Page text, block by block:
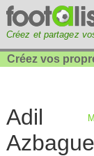
Créez et partagez
Créez vos
Adil
Azbague